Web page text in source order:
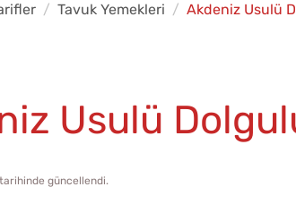
Tavuk Yemekleri Akdeniz Usulü
Usulü
güncellendi.